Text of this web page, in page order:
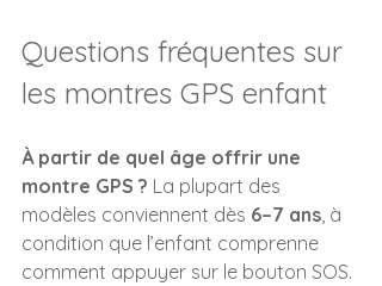
Questions fréquentes sur
les montres GPS enfant
À partir de quel âge offrir une
montre GPS ? La plupart des
modèles conviennent dès 6–7 ans, à
condition que l’enfant comprenne
comment appuyer sur le bouton SOS.